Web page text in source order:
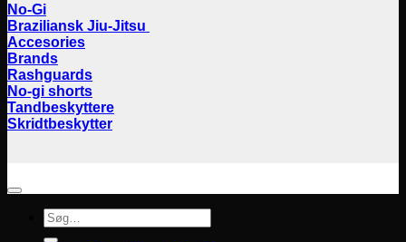
No-Gi
Braziliansk Jiu-Jitsu
Accesories
Brands
Rashguards
No-gi shorts
Tandbeskyttere
Skridtbeskytter
Søg
efter: